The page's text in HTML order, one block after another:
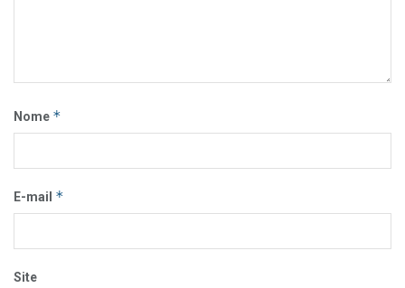
Nome *
E-mail *
Site